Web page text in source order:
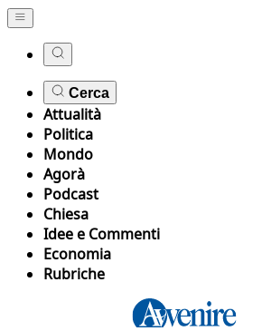
Cerca
Attualità
Politica
Mondo
Agorà
Podcast
Chiesa
Idee e Commenti
Economia
Rubriche